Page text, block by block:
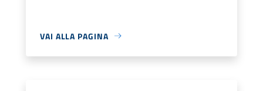
VAI ALLA PAGINA